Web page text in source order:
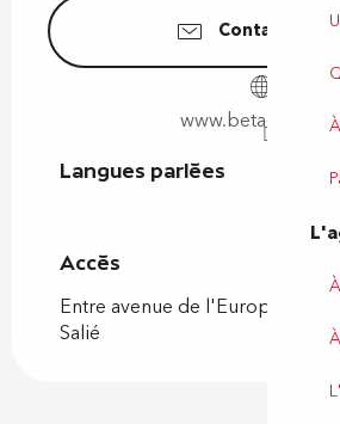
Contactez-
www.beta-
Langues parlées
Langues parlées
Accès
Accès
Entre avenue de l'Europe et la
Salié